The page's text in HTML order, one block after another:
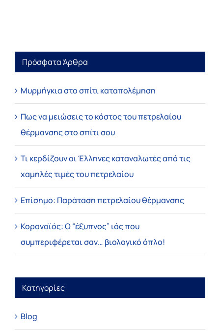
Πρόσφατα Άρθρα
Μυρμήγκια στο σπίτι καταπολέμηση
Πως να μειώσεις το κόστος του πετρελαίου
θέρμανσης στο σπίτι σου
Τι κερδίζουν οι Έλληνες καταναλωτές από τις
χαμηλές τιμές του πετρελαίου
Επίσημο: Παράταση πετρελαίου θέρμανσης
Κορονοϊός: Ο “έξυπνος” ιός που
συμπεριφέρεται σαν… βιολογικό όπλο!
Κατηγορίες
Blog